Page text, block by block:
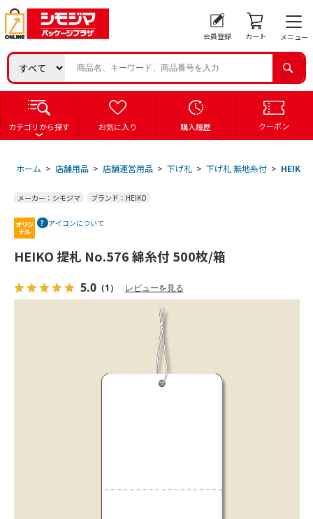
会員登録 カート メニュー
カテゴリから探す お気に入り 購入履歴 クーポン
ホーム > 店舗用品 > 店舗運営用品 > 下げ札 > 下げ札 無地糸付 > HEIKO
メーカー：シモジマ ブランド：HEIKO
アイコンについて
HEIKO 提札 No.576 綿糸付 500枚/箱
5.0（1） レビューを見る